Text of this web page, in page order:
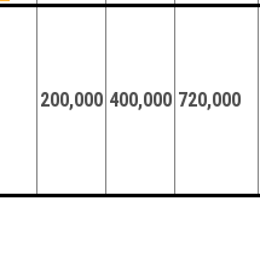
200,000 400,000 720,000